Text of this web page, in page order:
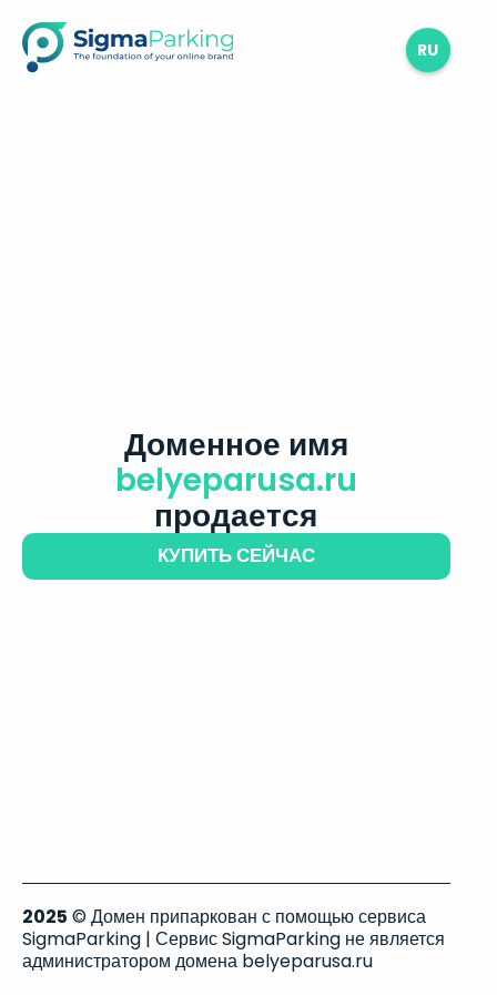
RU
Доменное имя
belyeparusa.ru
продается
КУПИТЬ СЕЙЧАС
2025 © Домен припаркован с помощью сервиса
SigmaParking | Сервис SigmaParking не является
администратором домена belyeparusa.ru